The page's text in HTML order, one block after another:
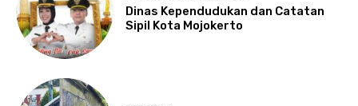
Dinas Kependudukan dan Catatan
Sipil Kota Mojokerto